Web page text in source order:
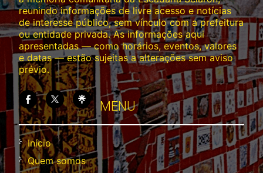
reunindo informações de livre acesso e notícias
de interesse público, sem vínculo com a prefeitura
ou entidade privada. As informações aqui
apresentadas — como horários, eventos, valores
e datas — estão sujeitas a alterações sem aviso
prévio.
MENU
Início
Quem somos